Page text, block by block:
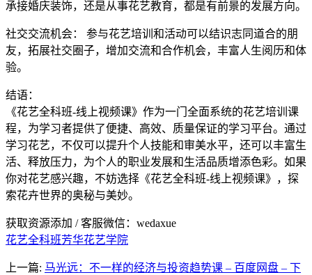
承接婚庆装饰，还是从事花艺教育，都是有前景的发展方向。
社交交流机会： 参与花艺培训和活动可以结识志同道合的朋
友，拓展社交圈子，增加交流和合作机会，丰富人生阅历和体
验。
结语：
《花艺全科班-线上视频课》作为一门全面系统的花艺培训课
程，为学习者提供了便捷、高效、质量保证的学习平台。通过
学习花艺，不仅可以提升个人技能和审美水平，还可以丰富生
活、释放压力，为个人的职业发展和生活品质增添色彩。如果
你对花艺感兴趣，不妨选择《花艺全科班-线上视频课》，探
索花卉世界的奥秘与美妙。
获取资源添加 / 客服微信：wedaxue
花艺全科班芳华花艺学院
上一篇: 马光远：不一样的经济与投资趋势课 – 百度网盘 – 下